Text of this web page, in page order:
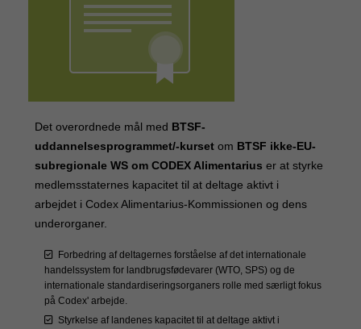
Det overordnede mål med BTSF-
uddannelsesprogrammet/-kurset om BTSF ikke-EU-
subregionale WS om CODEX Alimentarius er at styrke
medlemsstaternes kapacitet til at deltage aktivt i
arbejdet i Codex Alimentarius-Kommissionen og dens
underorganer.
Forbedring af deltagernes forståelse af det internationale
handelssystem for landbrugsfødevarer (WTO, SPS) og de
internationale standardiseringsorganers rolle med særligt fokus
på Codex' arbejde.
Styrkelse af landenes kapacitet til at deltage aktivt i